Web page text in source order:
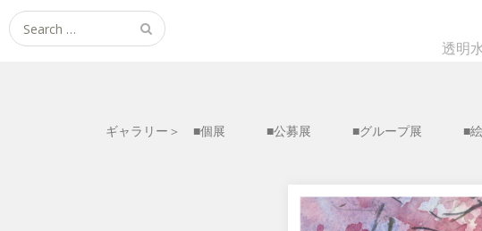
透明
Search
for:
ギャラリー＞ ■個展 ■公募展 ■グループ展 ■